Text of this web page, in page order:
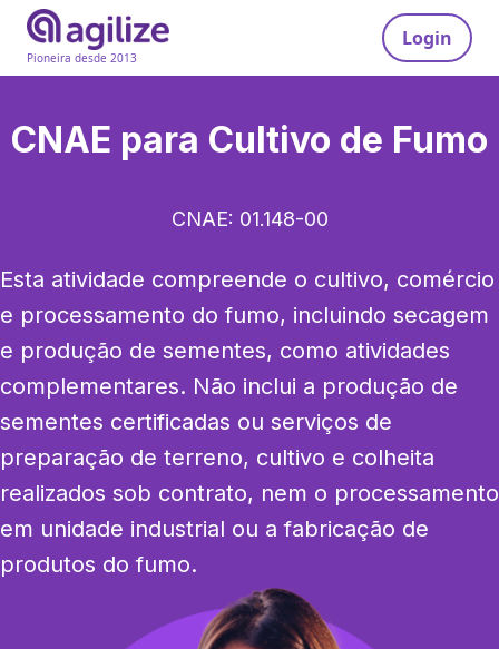
Pioneira desde 2013
Login
CNAE para Cultivo de Fumo
CNAE: 01.148-00
Esta atividade compreende o cultivo, comércio
e processamento do fumo, incluindo secagem
e produção de sementes, como atividades
complementares. Não inclui a produção de
sementes certificadas ou serviços de
preparação de terreno, cultivo e colheita
realizados sob contrato, nem o processamento
em unidade industrial ou a fabricação de
produtos do fumo.